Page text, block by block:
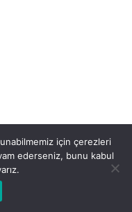
için çerezleri
ederseniz, bunu kabul